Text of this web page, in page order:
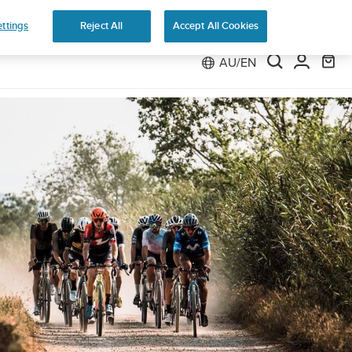
AU/EN
Reject All Accept All Cookies